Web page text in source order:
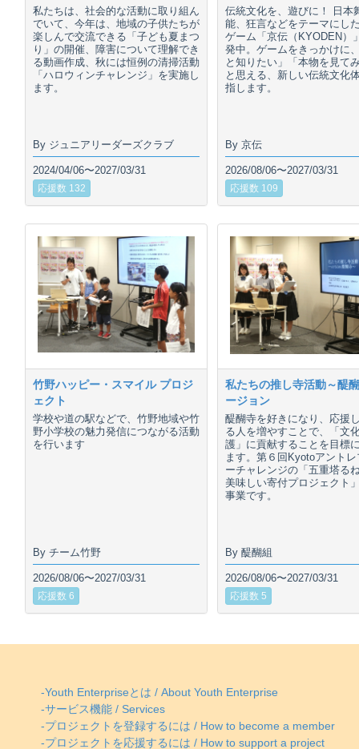
私たちは、社会的な活動に取り組ん
でいて、今年は、地域の子供たちが
楽しんで交流できる「子ども夏まつ
り」の開催、障害について理解でき
る動画作成、秋には恒例の清掃活動
「ハロウィンチャレンジ」を実施し
ます。
By ジュニアリーダーズクラブ
2024/04/06〜2027/03/31
応援数 132
伝統文化を、遊びに！ 日本
能、狂言などをテーマにし
ゲーム「京伝（KYODEN）
発中。ゲームをきっかけに
と知りたい」「本物を見て
と思える、新しい伝統文化
指します。
By 京伝
2026/08/06〜2027/03/31
応援数 109
竹野ハッピー・スマイル プロジ
ェクト
学校や道の駅などで、竹野地域や竹
野小学校の魅力発信につながる活動
を行います
By チーム竹野
2026/08/06〜2027/03/31
応援数 6
私たちの推し寺活動～醍
ージョン
醍醐寺を好きになり、応援
る人を増やすことで、「文
護」に貢献することを目標
ます。第６回Kyotoアント
ーチャレンジの「五重塔る
美味しい寄付プロジェクト
事業です。
By 醍醐組
2026/08/06〜2027/03/31
応援数 5
-Youth Enterpriseとは / About Youth Enterprise
-サービス機能 / Services
-プロジェクトを登録するには / How to become a member
-プロジェクトを応援するには / How to support a project